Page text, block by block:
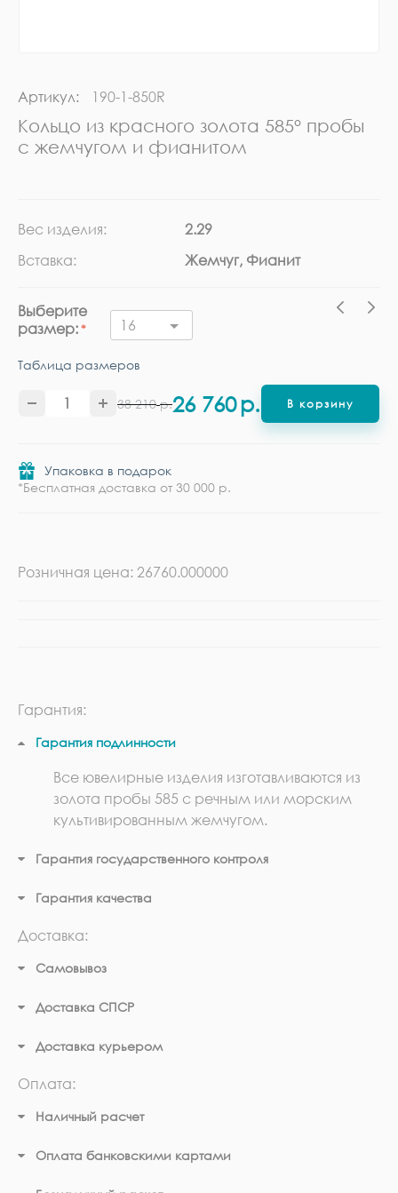
Артикул: 190-1-850R
Кольцо из красного золота 585° пробы
с жемчугом и фианитом
Вес изделия:
2.29
Вставка:
Жемчуг, Фианит
Выберите
размер:
16
Таблица размеров
38 210 р.26 760р. В корзину
Упаковка в подарок
*Бесплатная доставка от 30 000 р.
Розничная цена: 26760.000000
Гарантия:
Гарантия подлинности
Все ювелирные изделия изготавливаются из
золота пробы 585 с речным или морским
культивированным жемчугом.
Гарантия государственного контроля
Гарантия качества
Доставка:
Самовывоз
Доставка СПСР
Доставка курьером
Оплата:
Наличный расчет
Оплата банковскими картами